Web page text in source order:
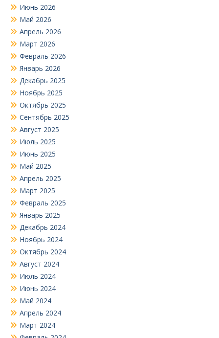
Июнь 2026
Май 2026
Апрель 2026
Март 2026
Февраль 2026
Январь 2026
Декабрь 2025
Ноябрь 2025
Октябрь 2025
Сентябрь 2025
Август 2025
Июль 2025
Июнь 2025
Май 2025
Апрель 2025
Март 2025
Февраль 2025
Январь 2025
Декабрь 2024
Ноябрь 2024
Октябрь 2024
Август 2024
Июль 2024
Июнь 2024
Май 2024
Апрель 2024
Март 2024